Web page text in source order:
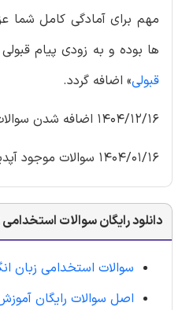
مهم برای آمادگی کامل شما
ها بوده و به زودی پیام
قبولی» اضافه گردد.
1404/12/16 اضافه شدن سوالات 1404
1404/01/16 سوالات موجود آپدیت شد
دانلود رایگان سوالات
سوالات استخدامی زبان
اصل سوالات رایگان